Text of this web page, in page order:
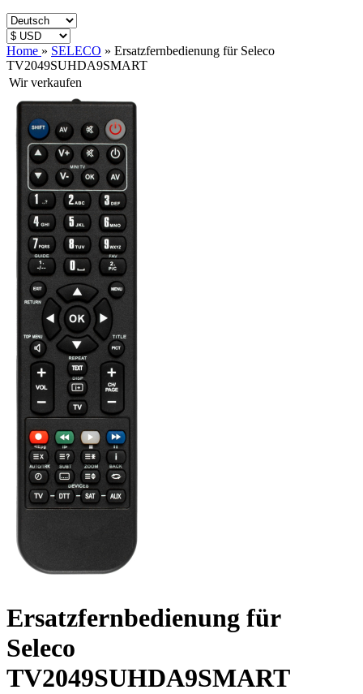
Home » SELECO » Ersatzfernbedienung für Seleco
TV2049SUHDA9SMART
Wir verkaufen
Ersatzfernbedienung für
Seleco
TV2049SUHDA9SMART